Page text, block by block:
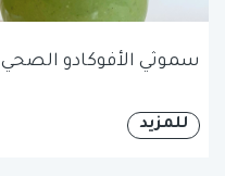
سموثي الأفوكادو الصحي
للمزيد